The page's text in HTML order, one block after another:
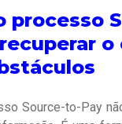
processo
Source-to-Pay